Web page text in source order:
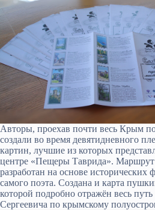
Авторы, проехав почти весь Крым
создали во время девятидневного
картин, лучшие из которых
центре «Пещеры Таврида».
разработан на основе исторических
самого поэта. Создана и карта
которой подробно отражён весь
Сергеевича по крымскому